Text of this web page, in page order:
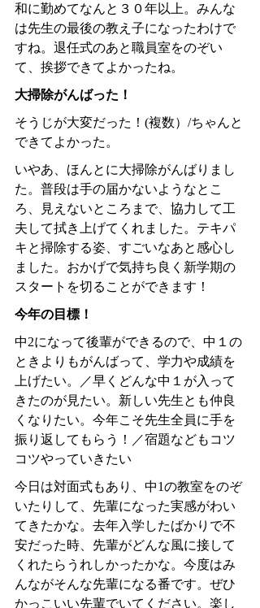
和に勤めてなんと３０年以上。みんな
は先生の最後の教え子になったわけで
すね。退任式のあと職員室をのぞい
て、挨拶できてよかったね。
大掃除がんばった！
そうじが大変だった！(複数）/ちゃんと
できてよかった。
いやあ、ほんとに大掃除がんばりまし
た。普段は手の届かないようなとこ
ろ、見えないところまで、協力して工
夫して拭き上げてくれました。テキパ
キと掃除する姿、すごいなあと感心し
ました。おかげで気持ち良く新学期の
スタートを切ることができます！
今年の目標！
中2になって後輩ができるので、中１の
ときよりもがんばって、学力や成績を
上げたい。／早くどんな中１が入って
きたのが見たい。新しい先生とも仲良
くなりたい。今年こそ先生全員に手を
振り返してもらう！／宿題などもコツ
コツやっていきたい
今日は対面式もあり、中1の教室をのぞ
いたりして、先輩になった実感がわい
てきたかな。去年入学したばかりで不
安だった時、先輩がどんな風に接して
くれたらうれしかったかな。今度はみ
んながそんな先輩になる番です。ぜひ
かっこいい先輩でいてください。楽し